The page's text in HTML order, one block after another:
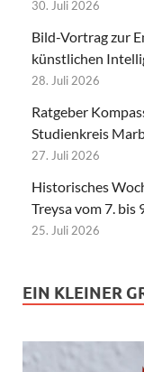
30. Juli 2026
Bild-Vortrag zur
künstlichen
28. Juli 2026
Ratgeber
Studienkreis
27. Juli 2026
Historisches
Treysa vom 7. bis
25. Juli 2026
EIN KLEINER